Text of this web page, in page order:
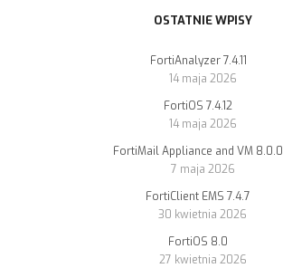
OSTATNIE WPISY
FortiAnalyzer 7.4.11
14 maja 2026
FortiOS 7.4.12
14 maja 2026
FortiMail Appliance and VM 8.0.0
7 maja 2026
FortiClient EMS 7.4.7
30 kwietnia 2026
FortiOS 8.0
27 kwietnia 2026